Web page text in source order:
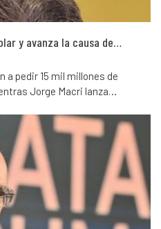
y avanza la causa de…
a pedir 15 mil millones de
Jorge Macri lanza…